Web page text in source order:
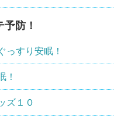
防！
っすり安眠！
！
ズ１０